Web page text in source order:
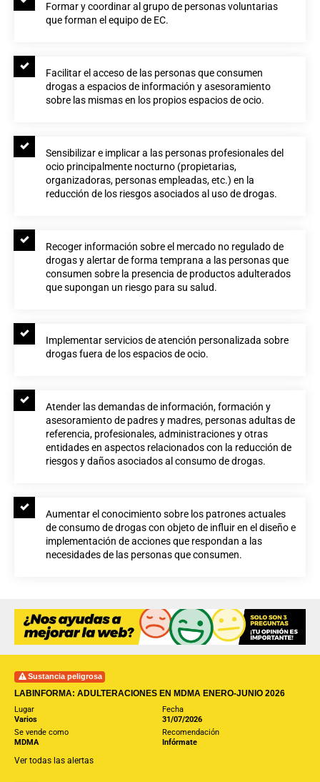
Formar y coordinar al grupo de personas voluntarias
que forman el equipo de EC.
Facilitar el acceso de las personas que consumen
drogas a espacios de información y asesoramiento
sobre las mismas en los propios espacios de ocio.
Sensibilizar e implicar a las personas profesionales del
ocio principalmente nocturno (propietarias,
organizadoras, personas empleadas, etc.) en la
reducción de los riesgos asociados al uso de drogas.
Recoger información sobre el mercado no regulado de
drogas y alertar de forma temprana a las personas que
consumen sobre la presencia de productos adulterados
que supongan un riesgo para su salud.
Implementar servicios de atención personalizada sobre
drogas fuera de los espacios de ocio.
Atender las demandas de información, formación y
asesoramiento de padres y madres, personas adultas de
referencia, profesionales, administraciones y otras
entidades en aspectos relacionados con la reducción de
riesgos y daños asociados al consumo de drogas.
Aumentar el conocimiento sobre los patrones actuales
de consumo de drogas con objeto de influir en el diseño e
implementación de acciones que respondan a las
necesidades de las personas que consumen.
Sustancia peligrosa
LABINFORMA: ADULTERACIONES EN MDMA ENERO-JUNIO 2026
Lugar
Varios
Fecha
31/07/2026
Se vende como
MDMA
Recomendación
Infórmate
Ver todas las alertas